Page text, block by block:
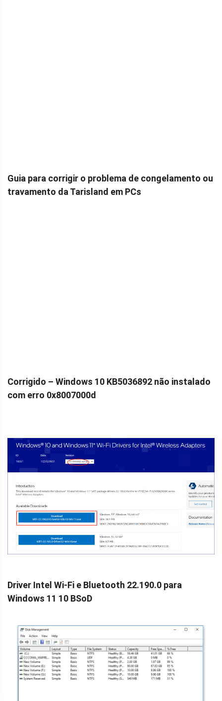
Guia para corrigir o problema de congelamento ou
travamento da Tarisland em PCs
Corrigido – Windows 10 KB5036892 não instalado
com erro 0x8007000d
Driver Intel Wi-Fi e Bluetooth 22.190.0 para
Windows 11 10 BSoD